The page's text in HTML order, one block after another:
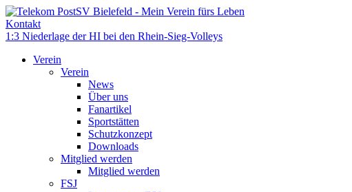
Kontakt
1:3 Niederlage der HI bei den Rhein-Sieg-Volleys
Verein
Verein
News
Über uns
Fanartikel
Sportstätten
Schutzkonzept
Downloads
Mitglied werden
Mitglied werden
FSJ